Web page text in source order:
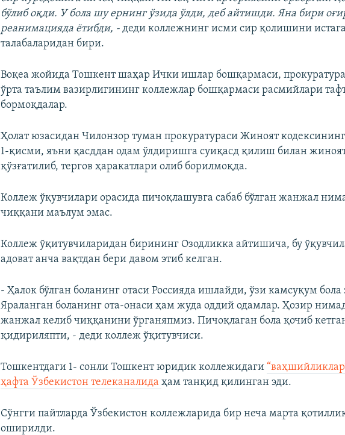
бўлиб оқди. У бола шу ернинг ўзида ўлди, деб айтишди. Яна бири
реанимацияда ётибди, - деди коллежнинг исми сир қолишини
талабаларидан бири.
Воқеа жойида Тошкент шаҳар Ички ишлар бошқармаси,
ўрта таълим вазирлигининг коллежлар бошқармаси расмийлари
бормоқдалар.
Ҳолат юзасидан Чилонзор туман прокуратураси Жиноят
1-қисми, яъни қасддан одам ўлдиришга суиқасд қилиш билан
қўзғатилиб, тергов ҳаракатлари олиб борилмоқда.
Коллеж ўқувчилари орасида пичоқлашувга сабаб бўлган жанжал
чиққани маълум эмас.
Коллеж ўқитувчиларидан бирининг Озодликка айтишича, бу
адоват анча вақтдан бери давом этиб келган.
- Ҳалок бўлган боланинг отаси Россияда ишлайди, ўзи камсуқум бола
Яраланган боланинг ота-онаси ҳам жуда оддий одамлар. Ҳозир
жанжал келиб чиққанини ўрганяпмиз. Пичоқлаган бола қочиб
қидириляпти, - деди коллеж ўқитувчиси.
Тошкентдаги 1- сонли Тошкент юридик коллежидаги
ҳафта Ўзбекистон телеканалидаҳам танқид қилинган эди.
Сўнгги пайтларда Ўзбекистон коллежларида бир неча марта
оширилди.